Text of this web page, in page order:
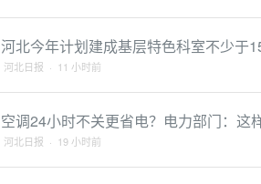
河北今年计划建成基层特色科室不少
河北日报 · 11 小时前
空调24小时不关更省电？电力部门：这
河北日报 · 19 小时前